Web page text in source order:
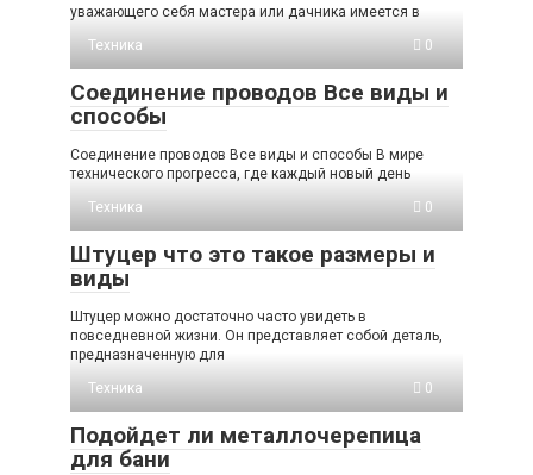
уважающего себя мастера или дачника имеется в
Техника
0
Соединение проводов Все виды и
способы
Соединение проводов Все виды и способы В мире
технического прогресса, где каждый новый день
Техника
0
Штуцер что это такое размеры и
виды
Штуцер можно достаточно часто увидеть в
повседневной жизни. Он представляет собой деталь,
предназначенную для
Техника
0
Подойдет ли металлочерепица
для бани